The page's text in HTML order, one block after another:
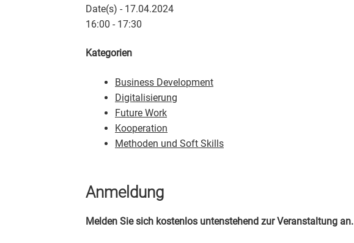
Date(s) - 17.04.2024
16:00 - 17:30
Kategorien
Business Development
Digitalisierung
Future Work
Kooperation
Methoden und Soft Skills
Anmeldung
Melden Sie sich kostenlos untenstehend zur Veranstaltung an.